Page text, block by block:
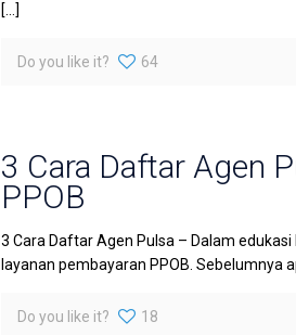
[…]
Do you like it? 64
3 Cara Daftar Agen
PPOB
3 Cara Daftar Agen Pulsa – Dalam
layanan pembayaran PPOB. Sebelumnya
Do you like it? 18